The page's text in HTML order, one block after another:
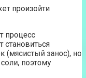
произойти
процесс
(мясистый занос), но
поэтому